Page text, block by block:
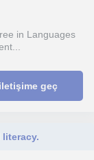
in Languages
geç
literacy.